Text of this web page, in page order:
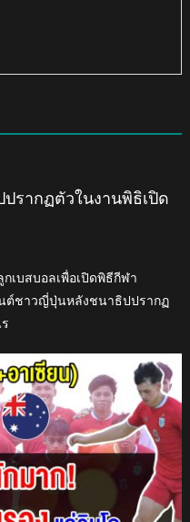
รากฏตัวในงานพิธิเปิด
เบสบอลเพื่อเปิดพิธีกีฬา
ต์ชาวญี่ปุ่นหลังชนาธิปปรากฏ